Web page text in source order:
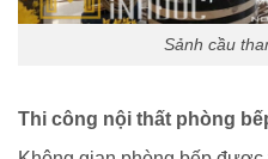
Sảnh cầu
Thi công nội thất phòng